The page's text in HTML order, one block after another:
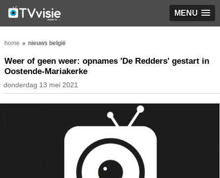
MENU
home nieuws belgië
Weer of geen weer: opnames 'De Redders' gestart in
Oostende-Mariakerke
donderdag 13 mei 2021